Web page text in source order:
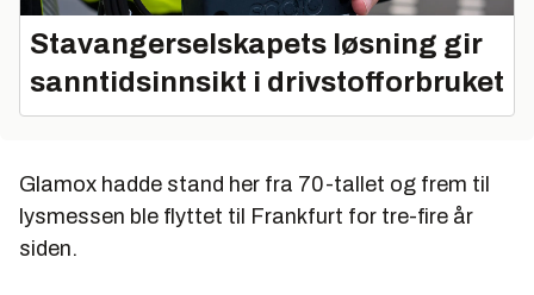
Stavangerselskapets løsning gir
sanntidsinnsikt i drivstofforbruket
Glamox hadde stand her fra 70-tallet og frem til
lysmessen ble flyttet til Frankfurt for tre-fire år
siden.